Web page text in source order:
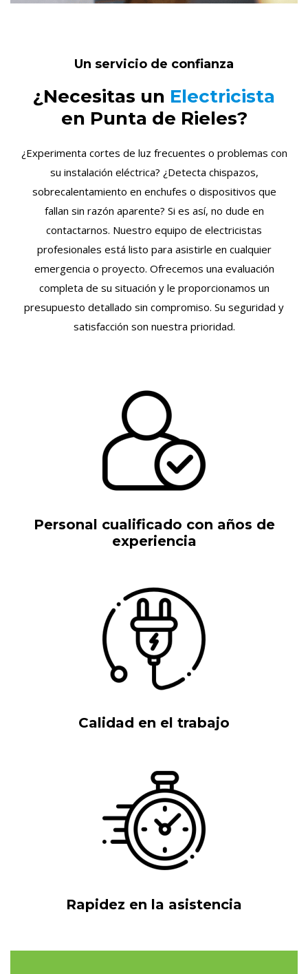
Un servicio de confianza
¿Necesitas un Electricista
en Punta de Rieles?
¿Experimenta cortes de luz frecuentes o problemas con
su instalación eléctrica? ¿Detecta chispazos,
sobrecalentamiento en enchufes o dispositivos que
fallan sin razón aparente? Si es así, no dude en
contactarnos. Nuestro equipo de electricistas
profesionales está listo para asistirle en cualquier
emergencia o proyecto. Ofrecemos una evaluación
completa de su situación y le proporcionamos un
presupuesto detallado sin compromiso. Su seguridad y
satisfacción son nuestra prioridad.
Personal cualificado con años de
experiencia
Calidad en el trabajo
Rapidez en la asistencia